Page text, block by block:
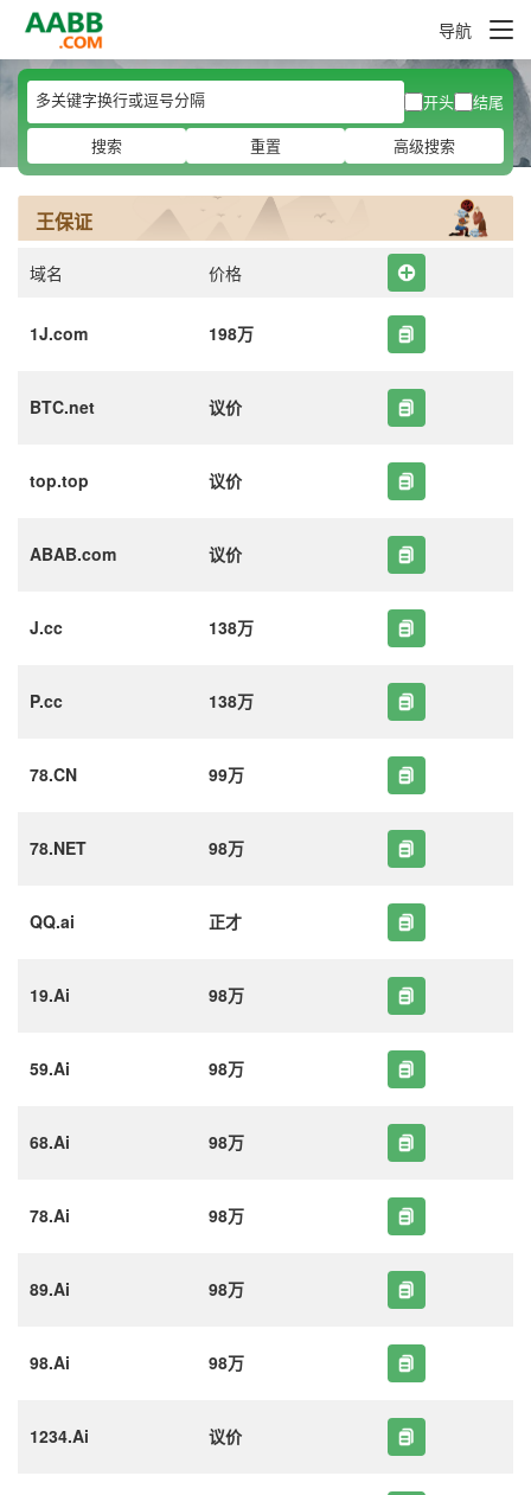
导航
开头
结尾
搜索
重置 高级搜索
王保证
域名 价格
1J.com 198万
BTC.net 议价
top.top 议价
ABAB.com 议价
J.cc 138万
P.cc 138万
78.CN 99万
78.NET 98万
QQ.ai 正才
19.Ai 98万
59.Ai 98万
68.Ai 98万
78.Ai 98万
89.Ai 98万
98.Ai 98万
1234.Ai 议价